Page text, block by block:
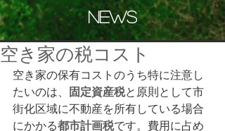
news
空き家の税コスト
空き家の保有コストのうち特に注意し
たいのは、
固定資産税と原則として市
街化区域に不動産を所有している場合
にかかる都市計画税です。費用に占め